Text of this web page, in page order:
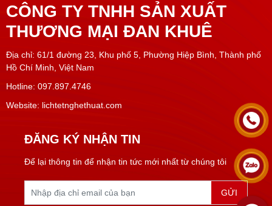
CÔNG TY TNHH SẢN XUẤT
THƯƠNG MẠI ĐAN KHUÊ
Địa chỉ: 61/1 đường 23, Khu phố 5, Phường Hiệp Bình, Thành phố
Hồ Chí Minh, Việt Nam
Hotline: 097.897.4746
Website: lichtetnghethuat.com
ĐĂNG KÝ NHẬN TIN
Để lại thông tin để nhận tin tức mới nhất từ chúng tôi